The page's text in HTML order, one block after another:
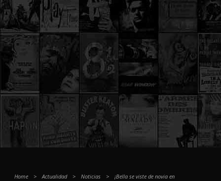
Home > Actualidad > Noticias >
¡Bella se viste de novia en